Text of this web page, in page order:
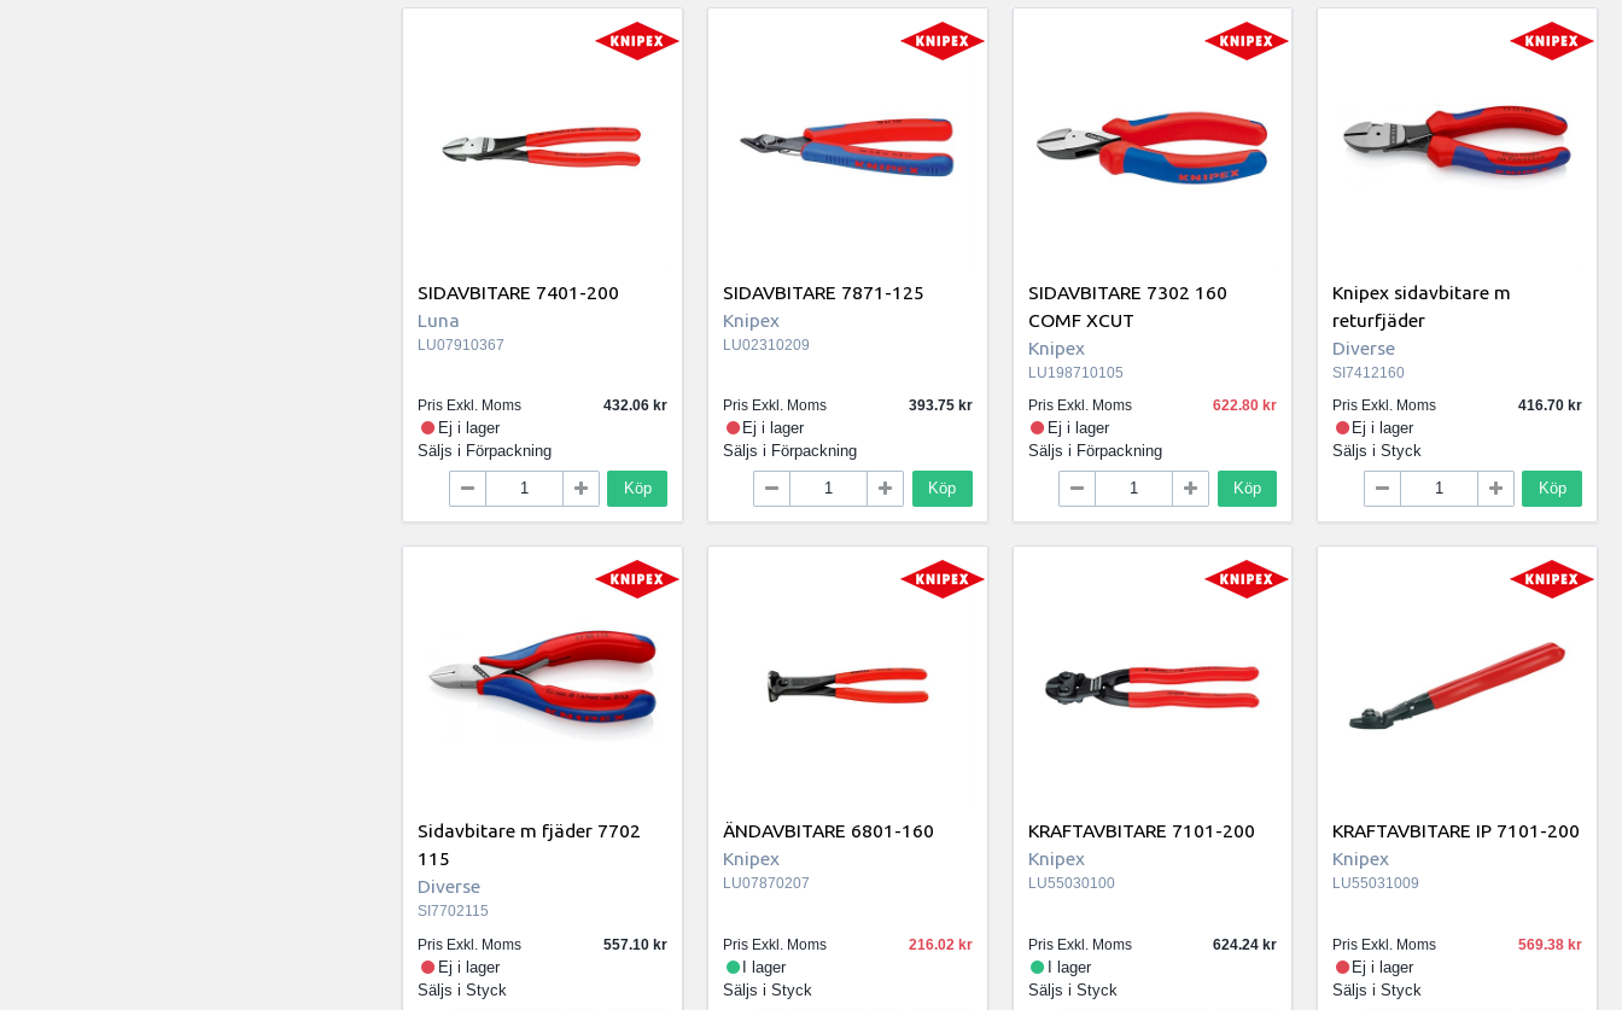
SIDAVBITARE 7401-200
Luna
LU07910367
Pris Exkl. Moms 432.06
Ej i lager
Säljs i Förpackning
Köp
SIDAVBITARE 7871-125
Knipex
LU02310209
Pris Exkl. Moms 393.75
Ej i lager
Säljs i Förpackning
Köp
SIDAVBITARE 7302 160
COMF XCUT
Knipex
LU198710105
Pris Exkl. Moms
622.80
Ej i lager
Säljs i Förpackning
Köp
Knipex sidavbitare m
returfjäder
Diverse
SI7412160
Pris Exkl. Moms
416.70
Ej i lager
Säljs iStyck
Köp
Sidavbitare m fjäder 7702
115
Diverse
SI7702115
Pris Exkl. Moms
557.10
Ej i lager
Säljs iStyck
ÄNDAVBITARE 6801-160
Knipex
LU07870207
Pris Exkl. Moms 216.02
I lager
Säljs i Styck
KRAFTAVBITARE 7101-200
Knipex
LU55030100
Pris Exkl. Moms 624.24
I lager
Säljs i Styck
KRAFTAVBITARE IP 7101-200
Knipex
LU55031009
Pris Exkl. Moms 569.38
Ej i lager
Säljs iStyck